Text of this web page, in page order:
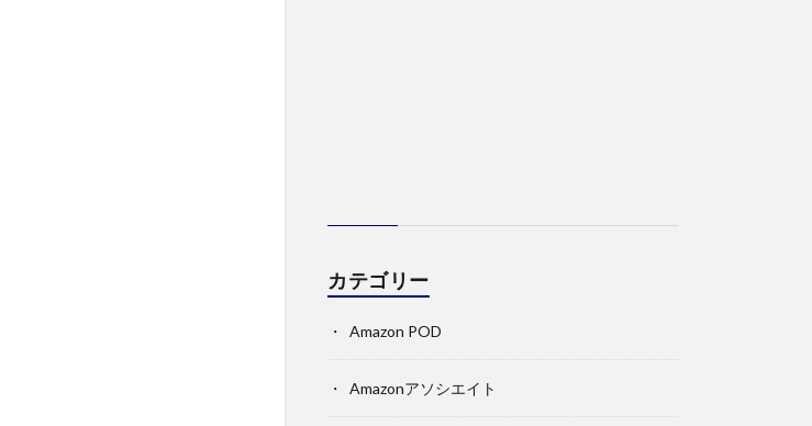
カテゴリー
Amazon POD
Amazonアソシエイト